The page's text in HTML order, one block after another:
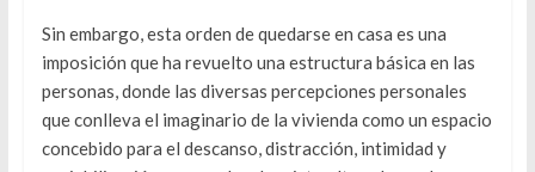
Sin embargo, esta orden de quedarse en casa es una
imposición que ha revuelto una estructura básica en las
personas, donde las diversas percepciones personales
que conlleva el imaginario de la vivienda como un espacio
concebido para el descanso, distracción, intimidad y